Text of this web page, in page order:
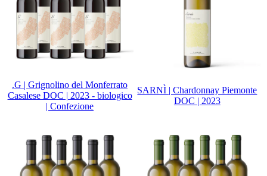
.G | Grignolino del Monferrato
Casalese DOC | 2023 - biologico
| Confezione
SARNÌ | Chardonnay Piemonte
DOC | 2023